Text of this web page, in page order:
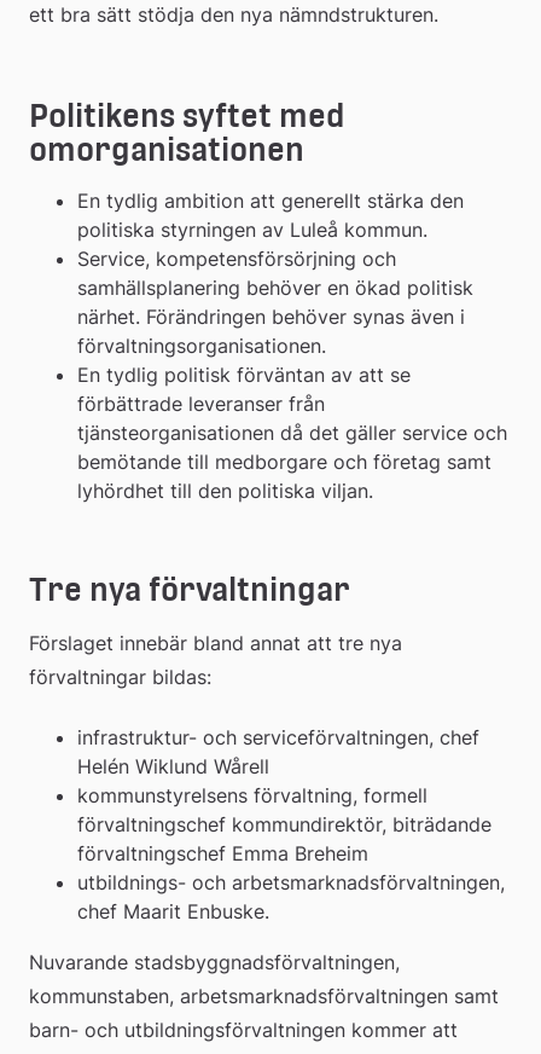
ett bra sätt stödja den nya nämndstrukturen.
Politikens syftet med
omorganisationen
En tydlig ambition att generellt stärka den
politiska styrningen av Luleå kommun.
Service, kompetensförsörjning och
samhällsplanering behöver en ökad politisk
närhet. Förändringen behöver synas även i
förvaltningsorganisationen.
En tydlig politisk förväntan av att se
förbättrade leveranser från
tjänsteorganisationen då det gäller service och
bemötande till medborgare och företag samt
lyhördhet till den politiska viljan.
Tre nya förvaltningar
Förslaget innebär bland annat att tre nya
förvaltningar bildas:
infrastruktur- och serviceförvaltningen, chef
Helén Wiklund Wårell
kommunstyrelsens förvaltning, formell
förvaltningschef kommundirektör, biträdande
förvaltningschef Emma Breheim
utbildnings- och arbetsmarknadsförvaltningen,
chef Maarit Enbuske.
Nuvarande stadsbyggnadsförvaltningen,
kommunstaben, arbetsmarknadsförvaltningen samt
barn- och utbildningsförvaltningen kommer att